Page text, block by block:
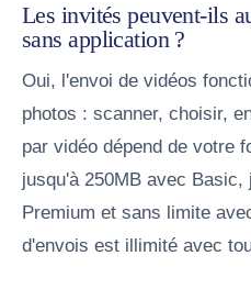
Les invités peuvent-ils
sans application ?
Oui, l'envoi de vidéos
photos : scanner, choisir,
par vidéo dépend de votre
jusqu'à 250MB avec Basic,
Premium et sans limite
d'envois est illimité avec